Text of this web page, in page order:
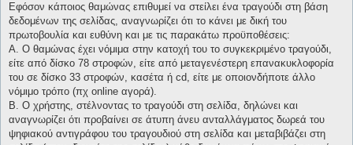
Εφόσον κάποιος θαμώνας επιθυμεί να στείλει ένα τραγούδι στη βάση
δεδομένων της σελίδας, αναγνωρίζει ότι το κάνει με δική του
πρωτοβουλία και ευθύνη και με τις παρακάτω προϋποθέσεις:
Α. Ο θαμώνας έχει νόμιμα στην κατοχή του το συγκεκριμένο τραγούδι,
είτε από δίσκο 78 στροφών, είτε από μεταγενέστερη επανακυκλοφορία
του σε δίσκο 33 στροφών, κασέτα ή cd, είτε με οποιονδήποτε άλλο
νόμιμο τρόπο (πχ online αγορά).
Β. Ο χρήστης, στέλνοντας το τραγούδι στη σελίδα, δηλώνει και
αναγνωρίζει ότι προβαίνει σε άτυπη άνευ ανταλλάγματος δωρεά του
ψηφιακού αντιγράφου του τραγουδιού στη σελίδα και μεταβιβάζει στη